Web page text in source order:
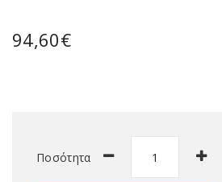
94,60€
Ποσότητα